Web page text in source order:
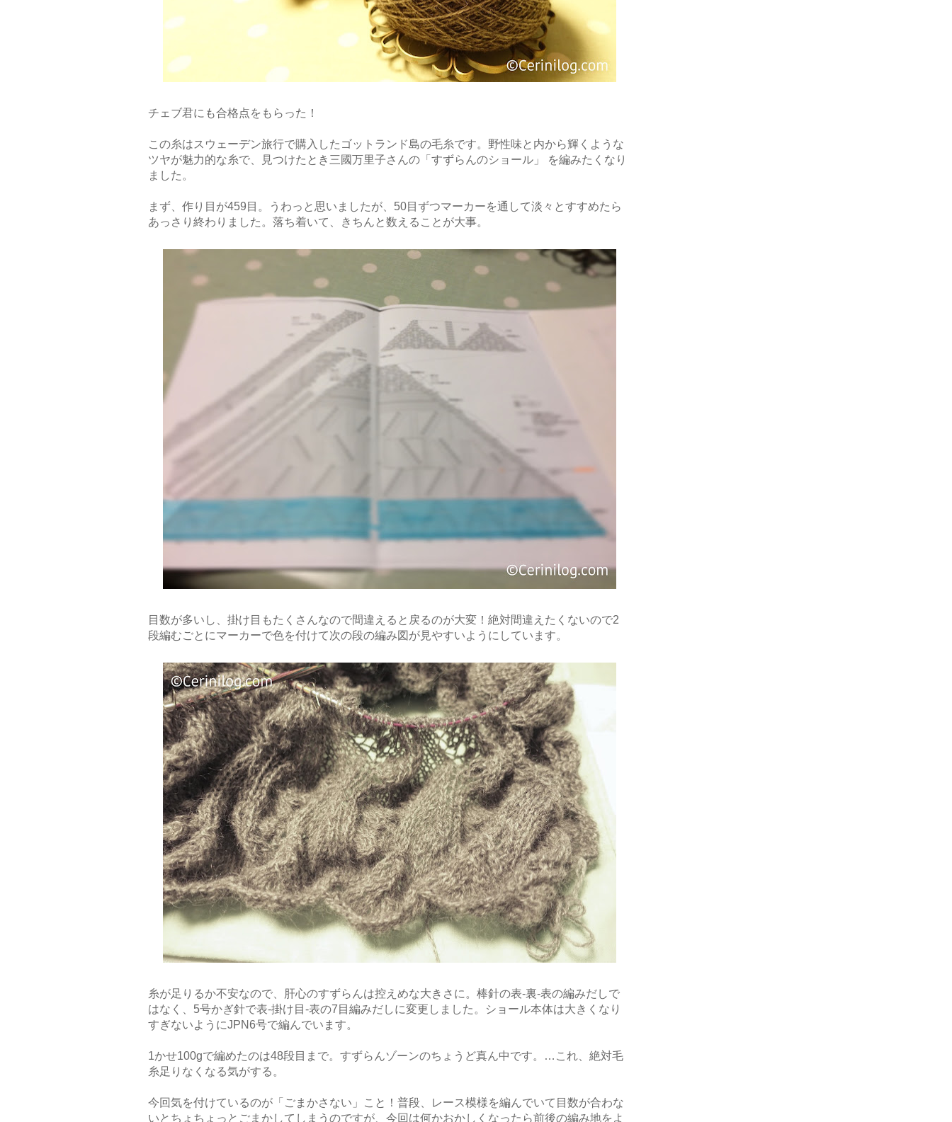
チェブ君にも合格点をもらった！
この糸はスウェーデン旅行で購入したゴットランド島の毛糸です。野性味と内から輝くような
ツヤが魅力的な糸で、見つけたとき三國万里子さんの「すずらんのショール」 を編みたくなり
ました。
まず、作り目が459目。うわっと思いましたが、50目ずつマーカーを通して淡々とすすめたら
あっさり終わりました。落ち着いて、きちんと数えることが大事。
目数が多いし、掛け目もたくさんなので間違えると戻るのが大変！絶対間違えたくないので2
段編むごとにマーカーで色を付けて次の段の編み図が見やすいようにしています。
糸が足りるか不安なので、肝心のすずらんは控えめな大きさに。棒針の表-裏-表の編みだしで
はなく、5号かぎ針で表-掛け目-表の7目編みだしに変更しました。ショール本体は大きくなり
すぎないようにJPN6号で編んでいます。
1かせ100gで編めたのは48段目まで。すずらんゾーンのちょうど真ん中です。…これ、絶対毛
糸足りなくなる気がする。
今回気を付けているのが「ごまかさない」こと！普段、レース模様を編んでいて目数が合わな
いとちょちょっとごまかしてしまうのですが、今回は何かおかしくなったら前後の編み地をよ